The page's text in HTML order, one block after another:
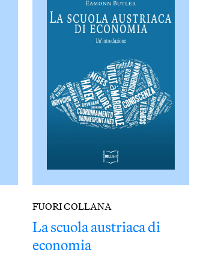
FUORI COLLANA
La scuola austriaca di
economia